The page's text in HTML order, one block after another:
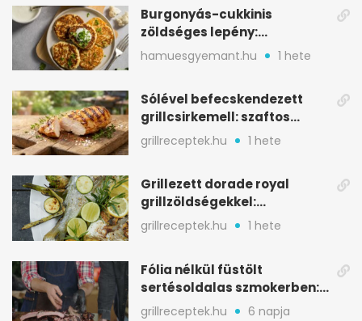
Burgonyás-cukkinis
zöldséges lepény:
aranybarna, szaftos, hús
nélkül is
hamuesgyemant.hu 1 hete
Sólével befecskendezett
grillcsirkemell: szaftos
marad, nem szárad ki
grillreceptek.hu 1 hete
Grillezett dorade royal
grillzöldségekkel:
mediterrán ízek a rostélyról
grillreceptek.hu 1 hete
Fólia nélkül füstölt
sertésoldalas szmokerben:
ropogós bark, 6 óra
grillreceptek.hu 6 napja